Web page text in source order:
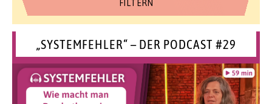
„SYSTEMFEHLER“ – DER PODCAST #29